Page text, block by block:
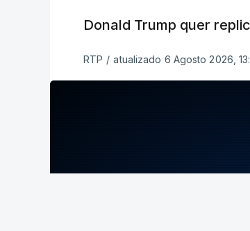
Donald Trump quer
RTP / atualizado 6 Agosto 2026,